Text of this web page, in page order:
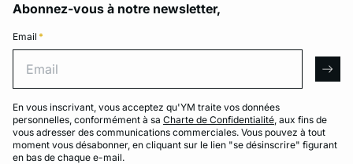
Abonnez-vous à notre newsletter,
Email *
En vous inscrivant, vous acceptez qu'YM traite vos données
personnelles, conformément à sa Charte de Confidentialité, aux fins de
vous adresser des communications commerciales. Vous pouvez à tout
moment vous désabonner, en cliquant sur le lien "se désinscrire" figurant
en bas de chaque e-mail.